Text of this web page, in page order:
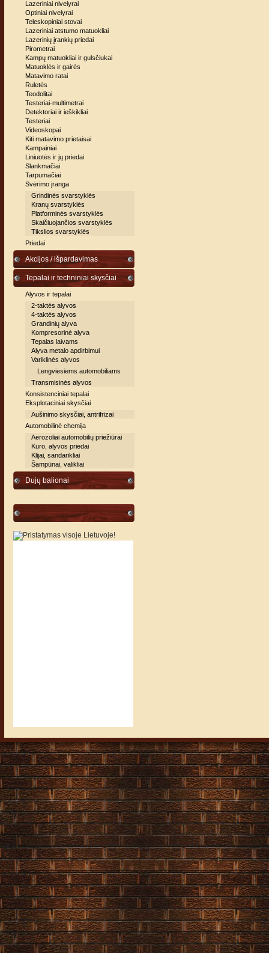
Lazeriniai nivelyrai
Optiniai nivelyrai
Teleskopiniai stovai
Lazeriniai atstumo matuokliai
Lazerinių įrankių priedai
Pirometrai
Kampų matuokliai ir gulsčiukai
Matuoklės ir gairės
Matavimo ratai
Ruletės
Teodolitai
Testeriai-multimetrai
Detektoriai ir ieškikliai
Testeriai
Videoskopai
Kiti matavimo prietaisai
Kampainiai
Liniuotės ir jų priedai
Slankmačiai
Tarpumačiai
Svėrimo įranga
Grindinės svarstyklės
Kranų svarstyklės
Platforminės svarstyklės
Skaičiuojančios svarstyklės
Tikslios svarstyklės
Priedai
Akcijos / išpardavimas
Tepalai ir techniniai skysčiai
Alyvos ir tepalai
2-taktės alyvos
4-taktės alyvos
Grandinių alyva
Kompresorinė alyva
Tepalas laivams
Alyva metalo apdirbimui
Variklinės alyvos
Lengviesiems automobiliams
Transmisinės alyvos
Konsistenciniai tepalai
Eksplotaciniai skysčiai
Aušinimo skysčiai, antrifrizai
Automobilinė chemija
Aerozoliai automobilių priežiūrai
Kuro, alyvos priedai
Klijai, sandarikliai
Šampūnai, valikliai
Dujų balionai